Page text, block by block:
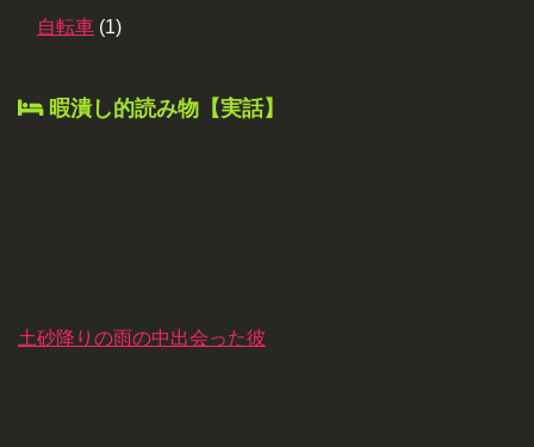
自転車 (1)
暇潰し的読み物【実話】
土砂降りの雨の中出会った彼